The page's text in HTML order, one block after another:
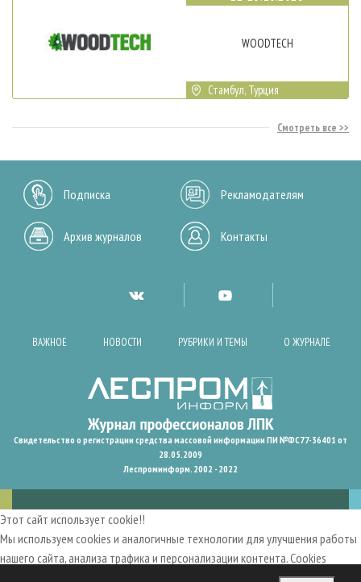
WOODTECH
Стамбул, Турция
Смотреть все
Подписка Рекламодателям
Архив журналов Контакты
ВАЖНОЕ НОВОСТИ РУБРИКИ И ТЕМЫ О ЖУРНАЛЕ
Свидетельство о регистрации средства массовой информации ПИ №ФС77-36401 от
28.05.2009
Леспроминформ. 2002 - 2022
Этот сайт использует cookie!!
Мы используем cookies и аналогичные технологии для улучшения работы
нашего сайта, анализа трафика и персонализации контента. Cookies